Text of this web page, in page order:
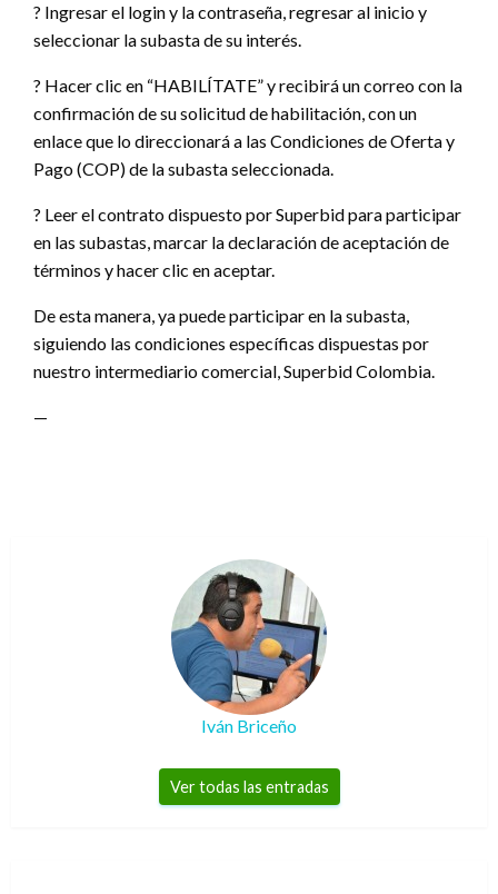
? Ingresar el login y la contraseña, regresar al inicio y
seleccionar la subasta de su interés.
? Hacer clic en “HABILÍTATE” y recibirá un correo con la
confirmación de su solicitud de habilitación, con un
enlace que lo direccionará a las Condiciones de Oferta y
Pago (COP) de la subasta seleccionada.
? Leer el contrato dispuesto por Superbid para participar
en las subastas, marcar la declaración de aceptación de
términos y hacer clic en aceptar.
De esta manera, ya puede participar en la subasta,
siguiendo las condiciones específicas dispuestas por
nuestro intermediario comercial, Superbid Colombia.
—
Iván Briceño
Ver todas las entradas